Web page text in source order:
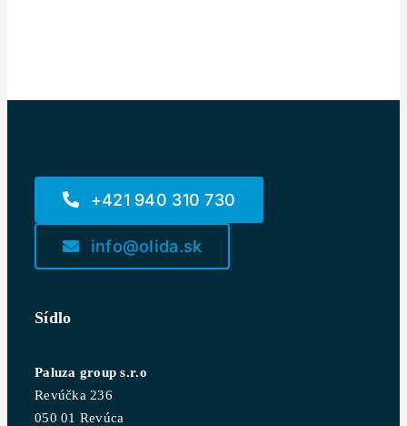
+421 940 310 730
info@olida.sk
Sídlo
Paluza group s.r.o
Revúčka 236
050 01 Revúca